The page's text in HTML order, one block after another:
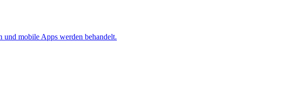
mobile Apps werden behandelt.